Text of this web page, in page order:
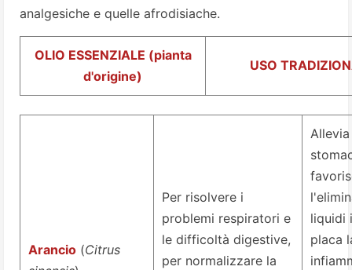
analgesiche e quelle afrodisiache.
OLIO ESSENZIALE (pianta
d'origine)
USO
Arancio (Citrus
Per risolvere i
problemi respiratori e
le difficoltà digestive,
per normalizzare la
liquidi
placa